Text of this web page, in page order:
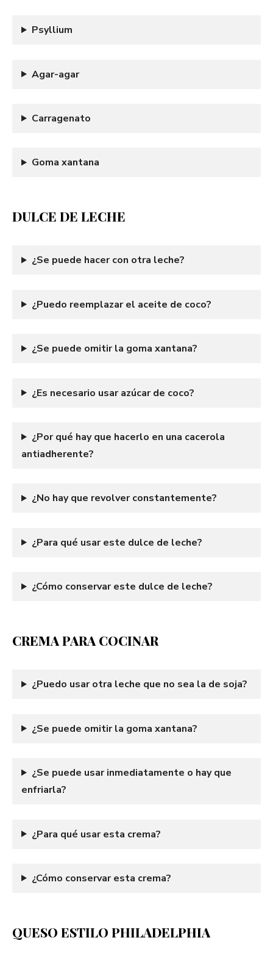
Psyllium
Agar-agar
Carragenato
Goma xantana
DULCE DE LECHE
¿Se puede hacer con otra leche?
¿Puedo reemplazar el aceite de coco?
¿Se puede omitir la goma xantana?
¿Es necesario usar azúcar de coco?
¿Por qué hay que hacerlo en una cacerola
antiadherente?
¿No hay que revolver constantemente?
¿Para qué usar este dulce de leche?
¿Cómo conservar este dulce de leche?
CREMA PARA COCINAR
¿Puedo usar otra leche que no sea la de soja?
¿Se puede omitir la goma xantana?
¿Se puede usar inmediatamente o hay que
enfriarla?
¿Para qué usar esta crema?
¿Cómo conservar esta crema?
QUESO ESTILO PHILADELPHIA